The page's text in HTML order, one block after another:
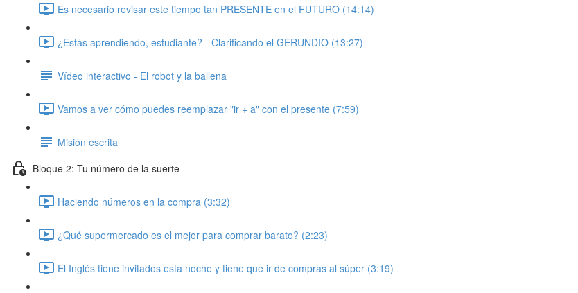
Es necesario revisar este tiempo tan PRESENTE en el FUTURO (14:14)
¿Estás aprendiendo, estudiante? - Clarificando el GERUNDIO (13:27)
Vídeo interactivo - El robot y la ballena
Vamos a ver cómo puedes reemplazar "ir + a" con el presente (7:59)
Misión escrita
Bloque 2: Tu número de la suerte
Haciendo números en la compra (3:32)
¿Qué supermercado es el mejor para comprar barato? (2:23)
El Inglés tiene invitados esta noche y tiene que ir de compras al súper (3:19)